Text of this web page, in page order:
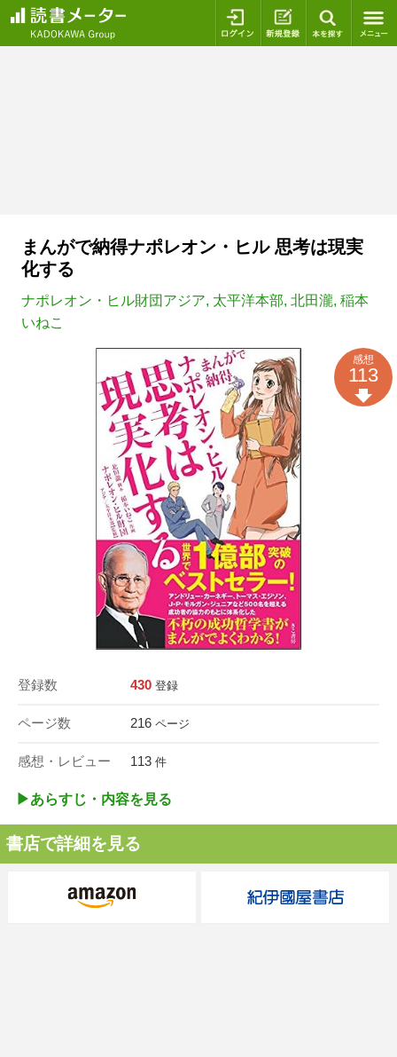
ログイン 新規登録
まんがで納得ナポレオン・ヒル 思考は現実
化する
ナポレオン・ヒル財団アジア, 太平洋本部, 北田瀧, 稲本
いねこ
登録数 430 登録
ページ数 216 ページ
感想・レビュー 113 件
感想
113
▶︎あらすじ・内容を見る
書店で詳細を見る